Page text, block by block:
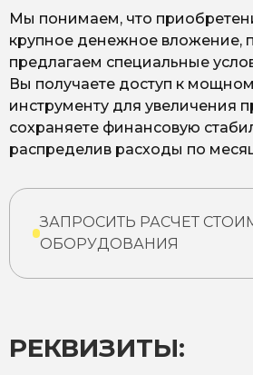
Мы понимаем, что
крупное денежное вложение,
предлагаем специальные
Вы получаете доступ к
инструменту для увеличения
сохраняете финансовую
распределив расходы по
ЗАПРОСИТЬ РАСЧЕТ
ОБОРУДОВАНИЯ
РЕКВИЗИТЫ: